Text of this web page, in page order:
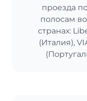
проезда
полосам
странах:
(Италия),